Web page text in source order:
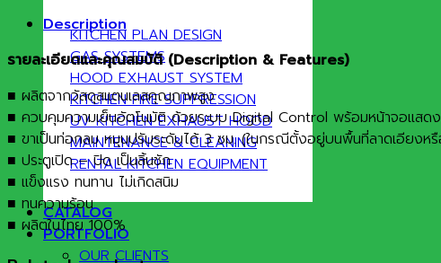
KITCHEN PLAN DESIGN
GAS SYSTEMS
HOOD EXHAUST SYSTEM
KITCHEN FIRE SUPPRESSION
UV KITCHEN EXHAUST HOOD
MAINTENANCE & CLEANING
RENTAL KITCHEN EQUIPMENT
CATALOG
PORTFOLIO
OUR CLIENTS
Description
รายละเอียดและคุณสมบัติ (Description & Features)
■ ผลิตจากวัสดุสแตนเลสคุณภาพสูง
■ ควบคุมความเย็นอัตโนมัติ ด้วยระบบ Digital Control พร้อมหน้าจอแส
■ ขาเป็นท่อกลม หมุนปรับระดับได้ 3 ซม. (ในกรณีตั้งอยู่บนพื้นที่ลาดเอียงหรื
■ ประตูเปิด – ปิด เป็นลิ้นชัก
■ แข็งแรง ทนทาน ไม่เกิดสนิม
■ ทนความร้อน
■ ผลิตในไทย 100%